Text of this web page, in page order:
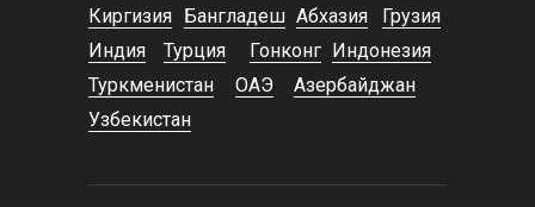
Киргизия Бангладеш Абхазия Грузия
Индия Гонконг Индонезия
Туркменистан
Турция
Узбекистан
ОАЭ Азербайджан